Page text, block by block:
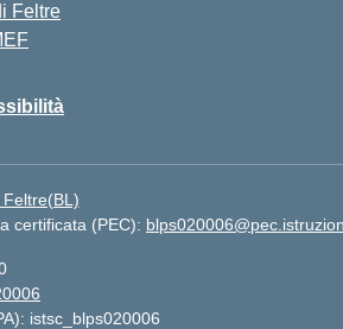
Feltre
certificata (PEC):
istsc_blps020006